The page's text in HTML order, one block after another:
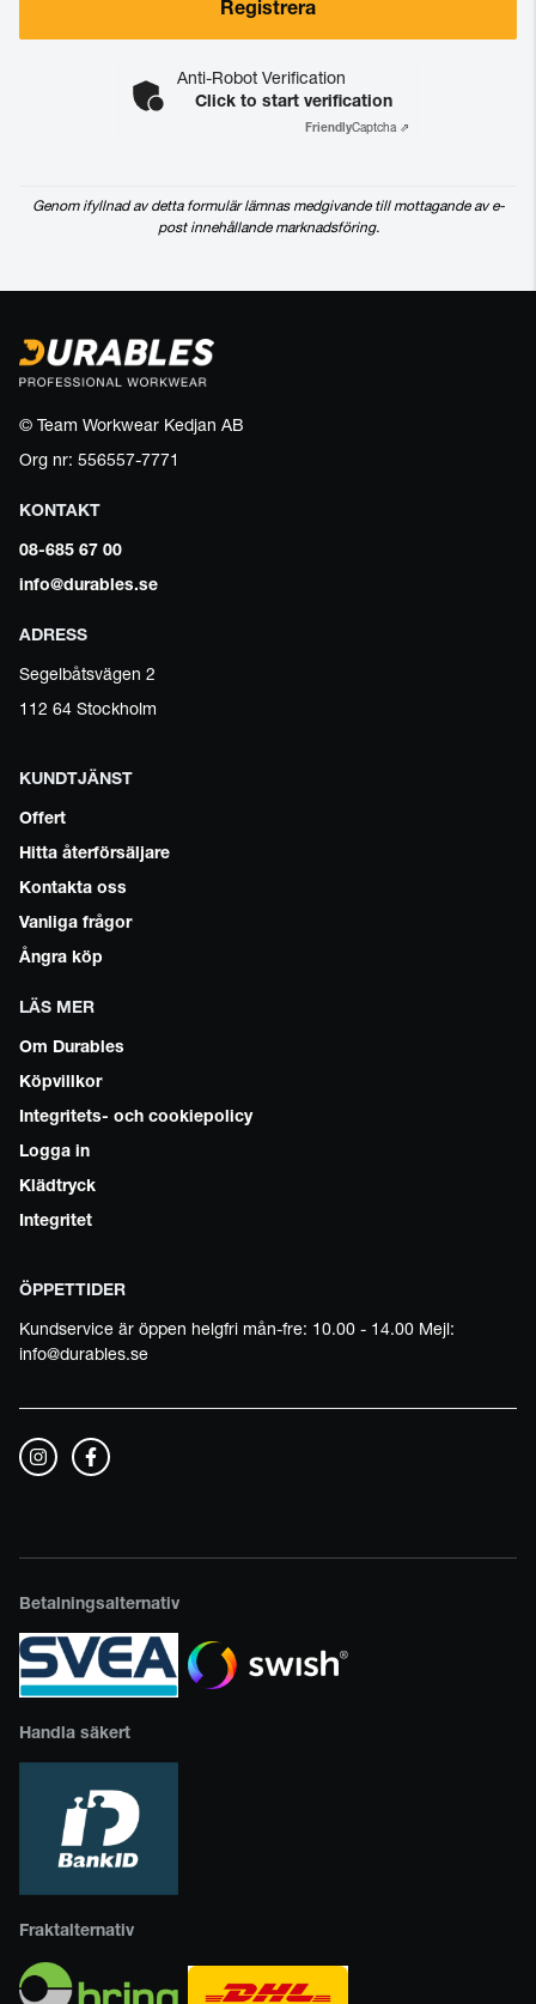
Registrera
Anti-Robot Verification
Click to start verification
FriendlyCaptcha ⇗
Genom ifyllnad av detta formulär lämnas medgivande till mottagande av e-
post innehållande marknadsföring.
© Team Workwear Kedjan AB
Org nr: 556557-7771
KONTAKT
08-685 67 00
info@durables.se
ADRESS
Segelbåtsvägen 2
112 64 Stockholm
KUNDTJÄNST
Offert
Hitta återförsäljare
Kontakta oss
Vanliga frågor
Ångra köp
LÄS MER
Om Durables
Köpvillkor
Integritets- och cookiepolicy
Logga in
Klädtryck
Integritet
ÖPPETTIDER
Kundservice är öppen helgfri mån-fre: 10.00 - 14.00 Mejl:
info@durables.se
Betalningsalternativ
Handla säkert
Fraktalternativ